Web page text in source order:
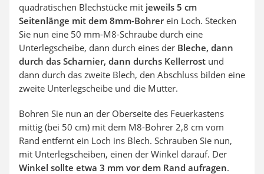
quadratischen Blechstücke mit jeweils 5 cm
Seitenlänge mit dem 8mm-Bohrerein Loch. Stecken
Sie nun eine 50 mm-M8-Schraube durch eine
Unterlegscheibe, dann durch eines der Bleche, dann
durch das Scharnier, dann durchs Kellerrost und
dann durch das zweite Blech, den Abschluss bilden eine
zweite Unterlegscheibe und die Mutter.
Bohren Sie nun an der Oberseite des Feuerkastens
mittig (bei 50 cm) mit dem M8-Bohrer 2,8 cm vom
Rand entfernt ein Loch ins Blech. Schrauben Sie nun,
mit Unterlegscheiben, einen der Winkel darauf. Der
Winkel sollte etwa 3 mm vor dem Rand aufragen.